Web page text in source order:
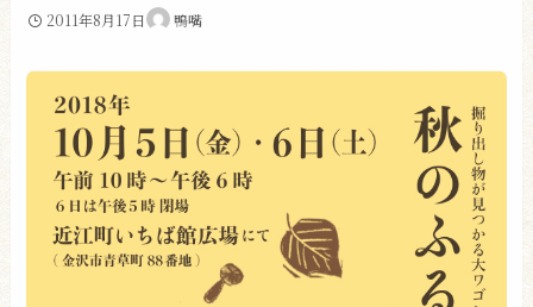
2011年8月17日 鴨嘴